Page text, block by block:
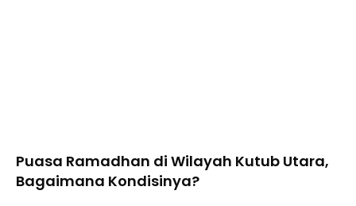
Puasa Ramadhan di Wilayah Kutub Utara,
Bagaimana Kondisinya?